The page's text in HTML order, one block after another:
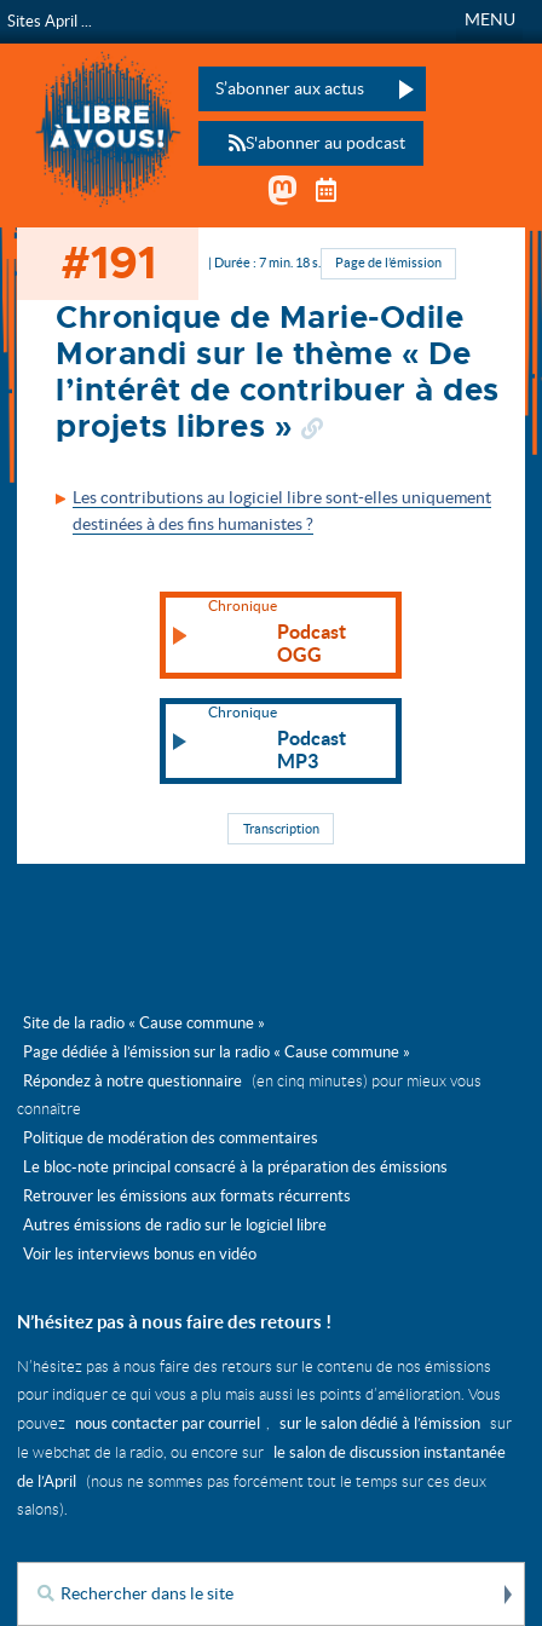
Libre à vous !
L’émission de radio
MENU
S’abonner aux actus
Veuillez laisser ce champ vide :
Mastodon
S'abonner au podcast
Accueil
#191 | Durée : 7 min. 18 s. Page de l’émission
Chronique de Marie-Odile
Morandi sur le thème « De
l’intérêt de contribuer à des
projets libres »
Les contributions au logiciel libre sont-elles uniquement
destinées à des fins humanistes ?
Chronique
Podcast
OGG
Chronique
Podcast
MP3
Transcription
Site de la radio « Cause commune »
Page dédiée à l’émission sur la radio « Cause commune »
Répondez à notre questionnaire
(en cinq minutes) pour mieux vous
connaître
Politique de modération des commentaires
Le bloc-note principal consacré à la préparation des émissions
Retrouver les émissions aux formats récurrents
Autres émissions de radio sur le logiciel libre
Voir les interviews bonus en vidéo
N’hésitez pas à nous faire des retours !
N’hésitez pas à nous faire des retours sur le contenu de nos émissions
pour indiquer ce qui vous a plu mais aussi les points d’amélioration. Vous
pouvez
nous contacter par courriel , sur le salon dédié à l’émission sur
le webchat de la radio, ou encore sur
le salon de discussion instantanée
de l’April
(nous ne sommes pas forcément tout le temps sur ces deux
salons).
Rechercher :
Sites April ...